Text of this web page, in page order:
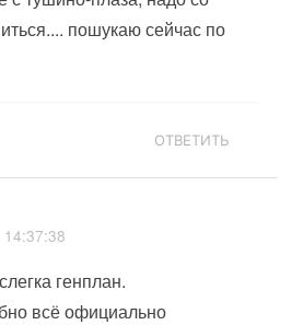
пошукаю сейчас по
ОТВЕТИТЬ
генплан.
всё официально